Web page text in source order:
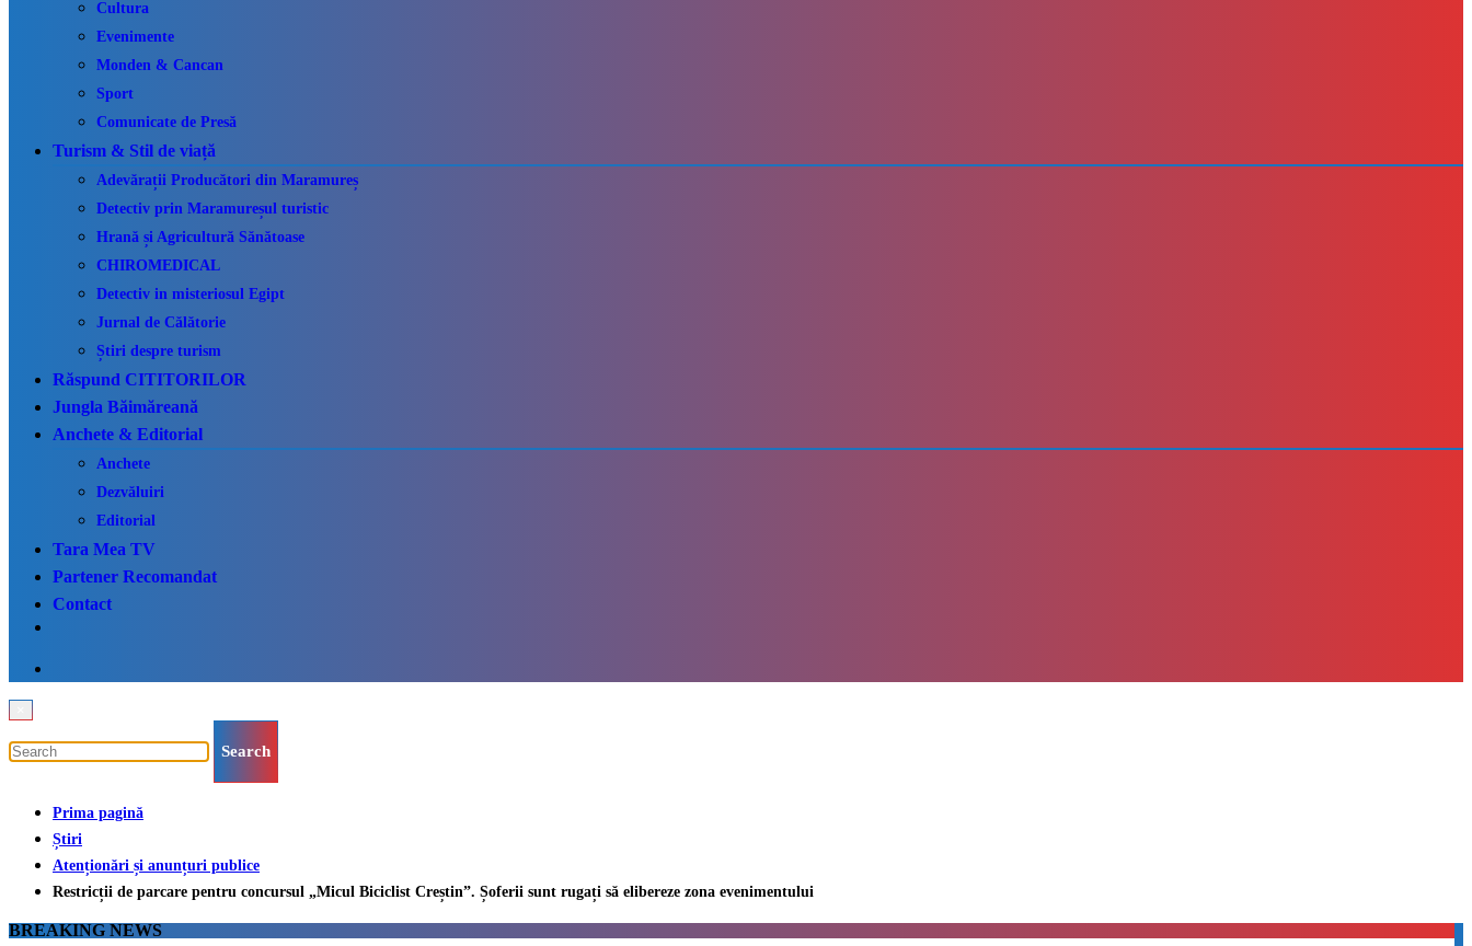
Cultura
Evenimente
Monden & Cancan
Sport
Comunicate de Presă
Turism & Stil de viață
Adevărații Producători din Maramureș
Detectiv prin Maramureșul turistic
Hrană și Agricultură Sănătoase
CHIROMEDICAL
Detectiv in misteriosul Egipt
Jurnal de Călătorie
Știri despre turism
Răspund CITITORILOR
Jungla Băimăreană
Anchete & Editorial
Anchete
Dezvăluiri
Editorial
Tara Mea TV
Partener Recomandat
Contact
Prima pagină
Știri
Atenționări și anunțuri publice
Restricții de parcare pentru concursul „Micul Biciclist Creștin”. Șoferii sunt rugați să elibereze zona evenimentului
BREAKING NEWS